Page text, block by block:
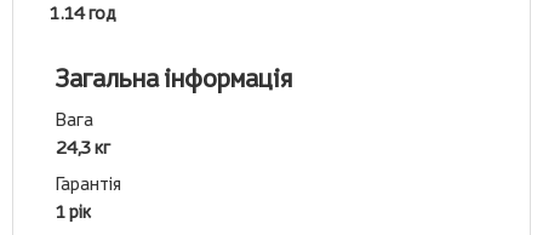
1.14 год
Загальна інформація
Вага
24,3 кг
Гарантія
1 рік